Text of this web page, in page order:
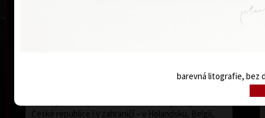
uznání – za svou tvorbu získal celkem 29 významných
České republice i v zahraničí – v Holandsku, Belgii,
barevná litografie, bez